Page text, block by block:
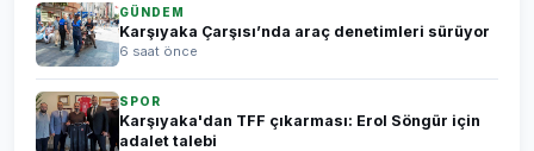
GÜNDEM
Karşıyaka Çarşısı’nda araç denetimleri sürüyor
6 saat önce
SPOR
Karşıyaka'dan TFF çıkarması: Erol Söngür için
adalet talebi